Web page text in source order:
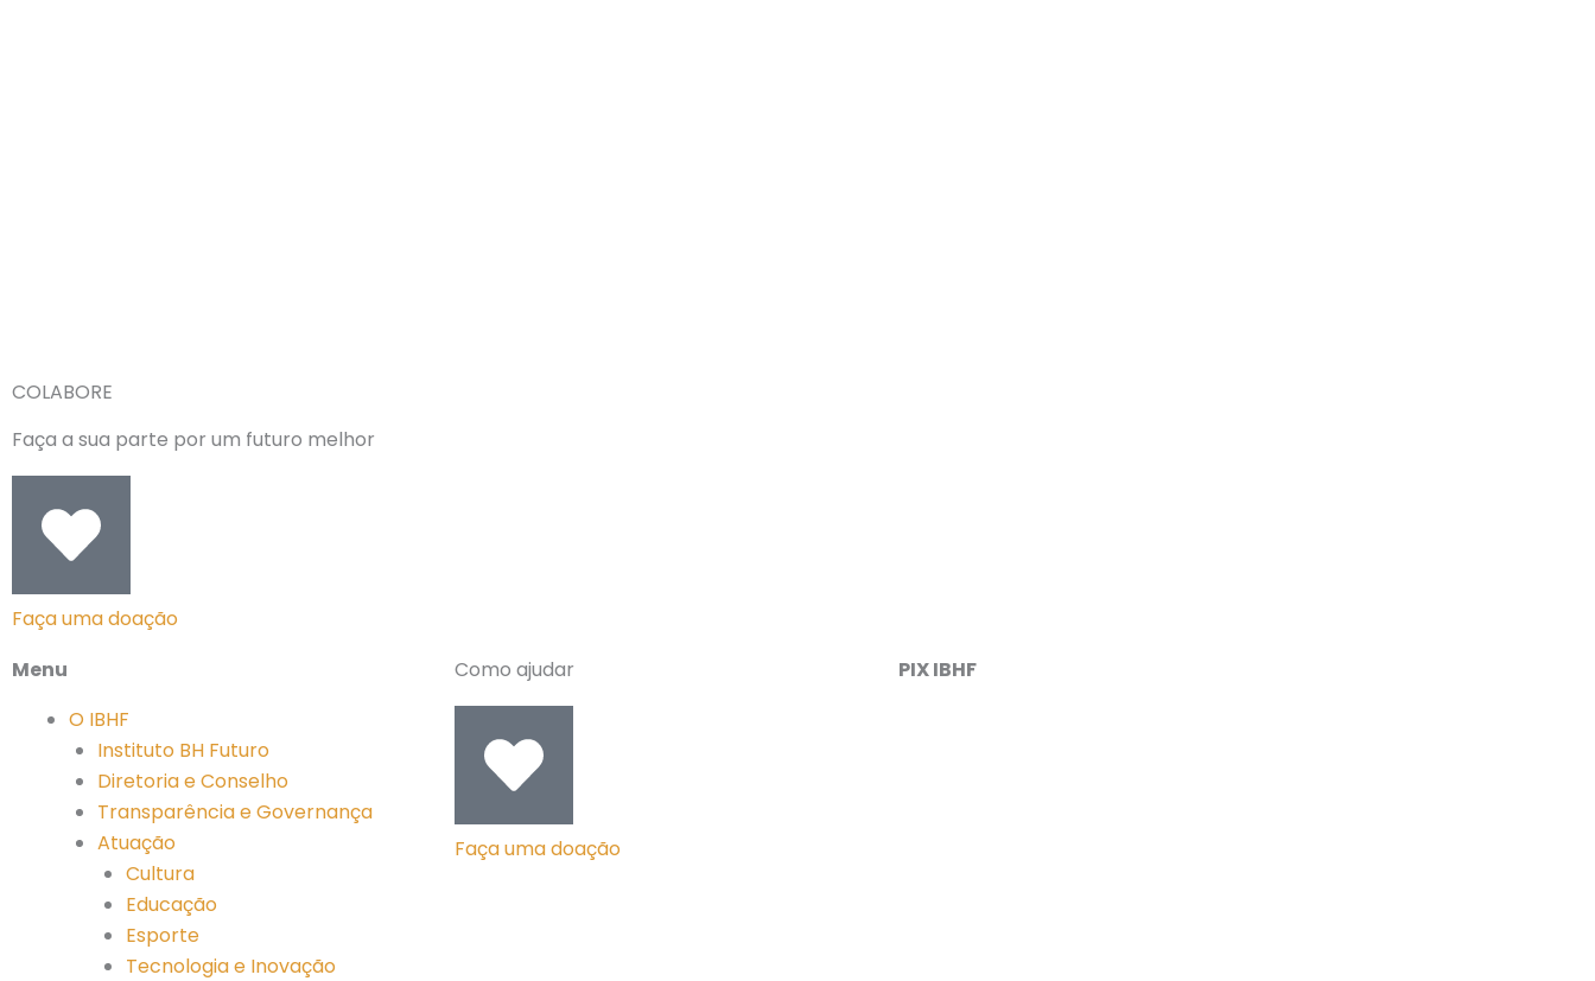
COLABORE
Faça a sua parte por um futuro melhor
Faça uma doação
Menu
O IBHF
Instituto BH Futuro
Diretoria e Conselho
Transparência e Governança
Atuação
Cultura
Educação
Esporte
Tecnologia e Inovação
Como ajudar
Faça uma doação
PIX IBHF